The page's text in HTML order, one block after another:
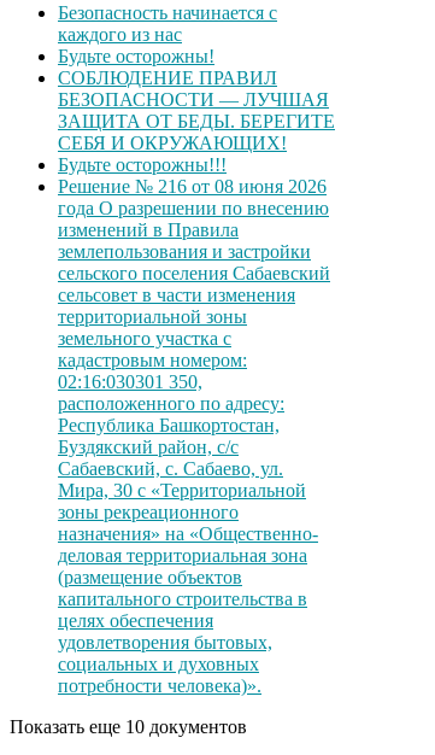
Безопасность начинается с
каждого из нас
Будьте осторожны!
СОБЛЮДЕНИЕ ПРАВИЛ
БЕЗОПАСНОСТИ — ЛУЧШАЯ
ЗАЩИТА ОТ БЕДЫ. БЕРЕГИТЕ
СЕБЯ И ОКРУЖАЮЩИХ!
Будьте осторожны!!!
Решение № 216 от 08 июня 2026
года О разрешении по внесению
изменений в Правила
землепользования и застройки
сельского поселения Сабаевский
сельсовет в части изменения
территориальной зоны
земельного участка с
кадастровым номером:
02:16:030301 350,
расположенного по адресу:
Республика Башкортостан,
Буздякский район, с/с
Сабаевский, с. Сабаево, ул.
Мира, 30 с «Территориальной
зоны рекреационного
назначения» на «Общественно-
деловая территориальная зона
(размещение объектов
капитального строительства в
целях обеспечения
удовлетворения бытовых,
социальных и духовных
потребности человека)».
Показать еще 10 документов